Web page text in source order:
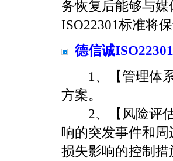
务恢复后能够与
ISO22301标准将
德信诚
1、【管理体系
方案。
2、【风险评估
响的突发事件和
损失影响的控制